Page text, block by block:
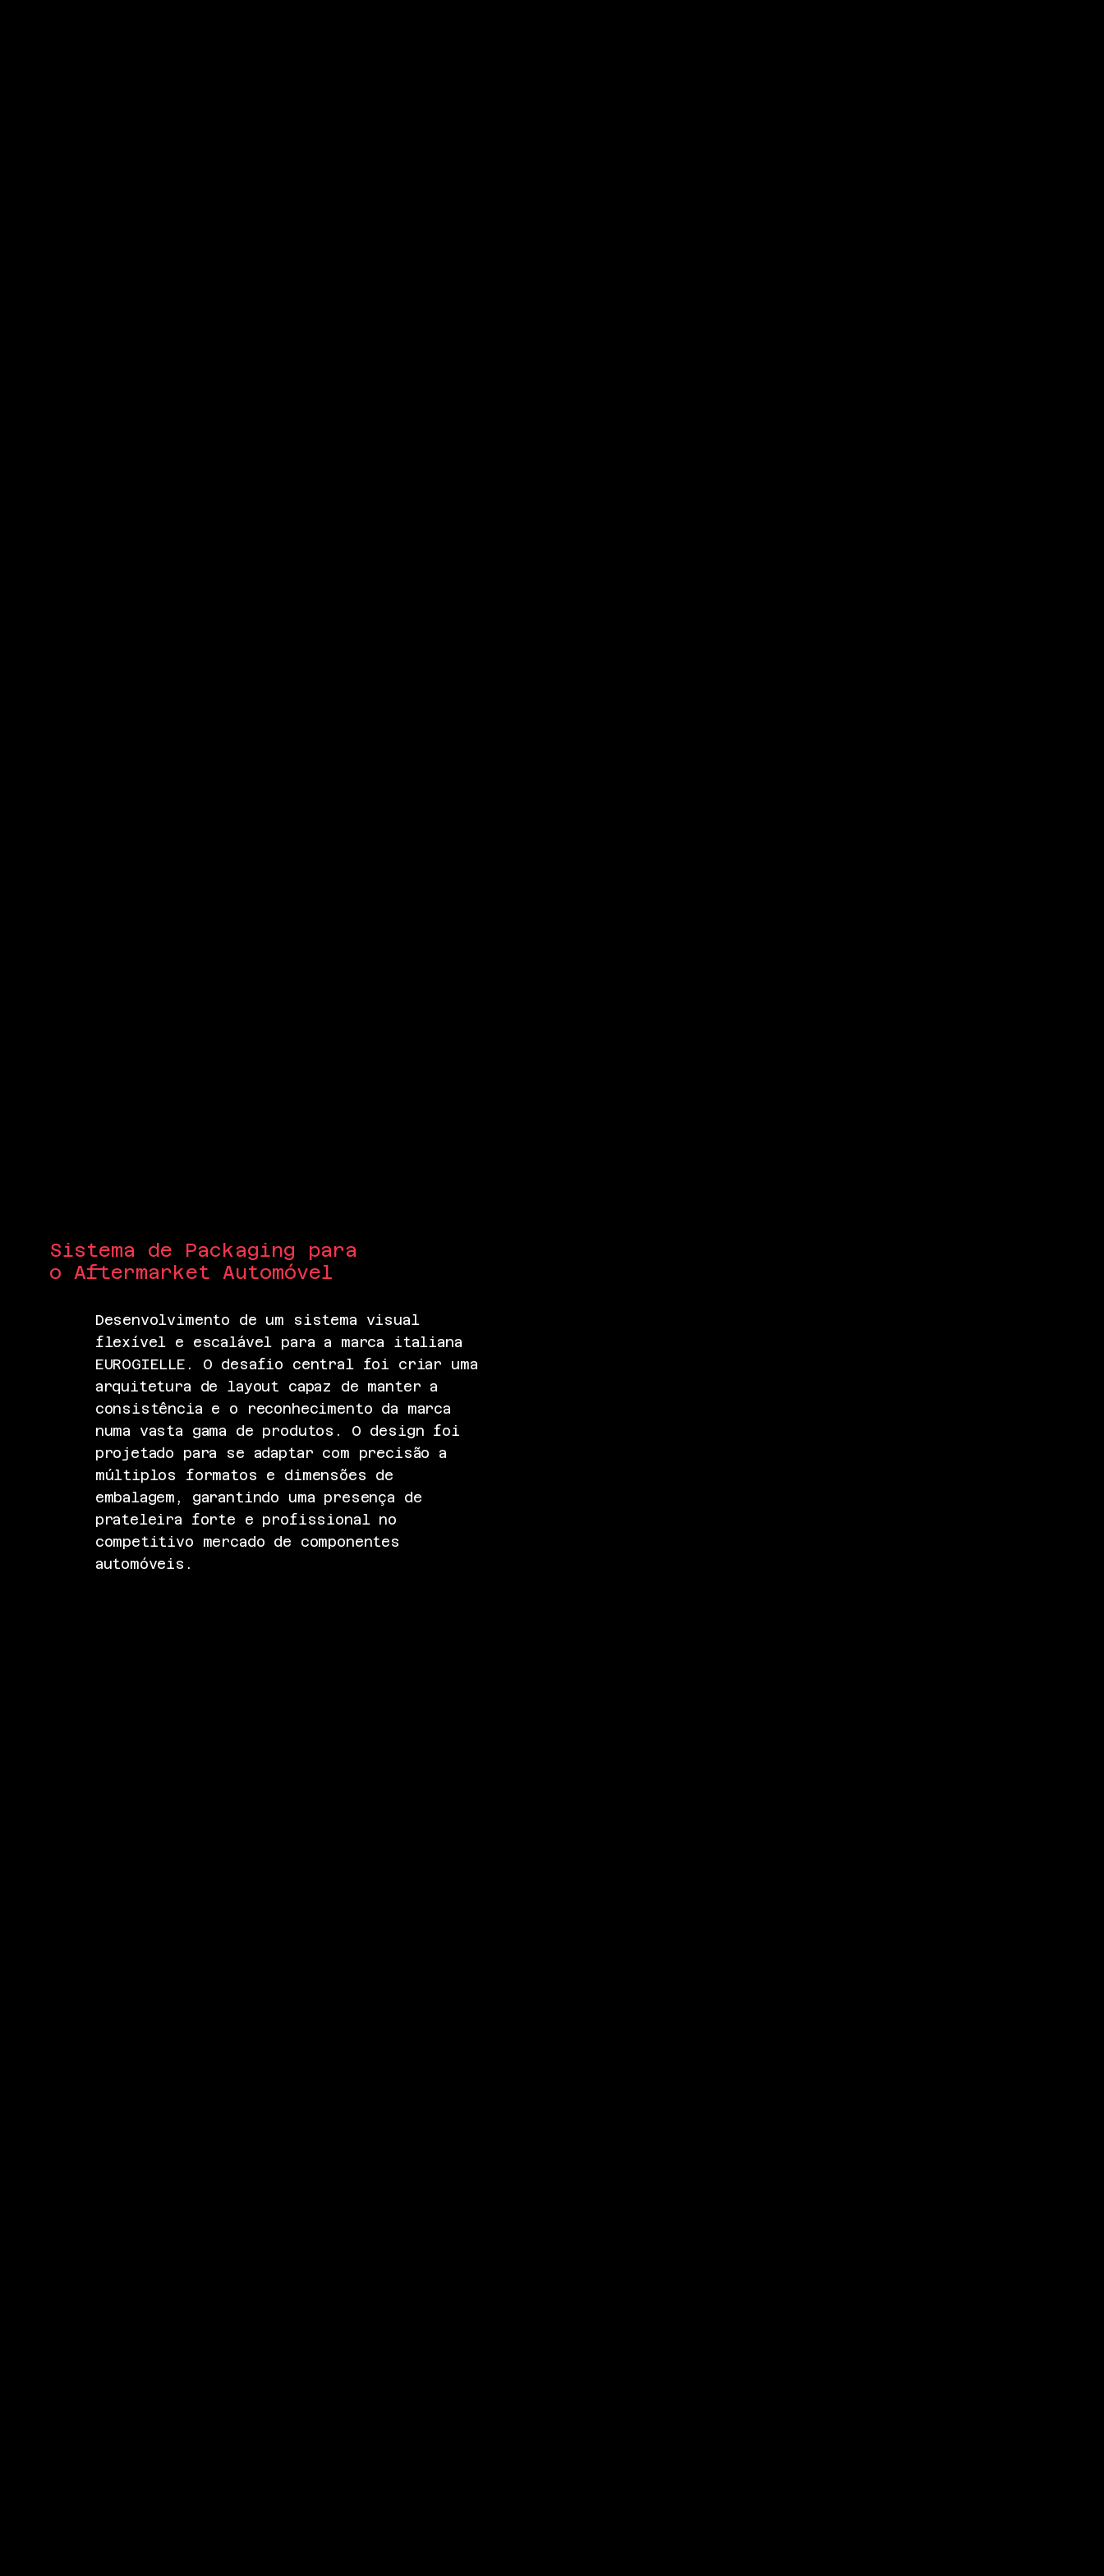
Sistema de Packaging para
o Aftermarket Automóvel
Desenvolvimento de um sistema visual
flexível e escalável para a marca italiana
EUROGIELLE. O desafio central foi criar uma
arquitetura de layout capaz de manter a
consistência e o reconhecimento da marca
numa vasta gama de produtos. O design foi
projetado para se adaptar com precisão a
múltiplos formatos e dimensões de
embalagem, garantindo uma presença de
prateleira forte e profissional no
competitivo mercado de componentes
automóveis.